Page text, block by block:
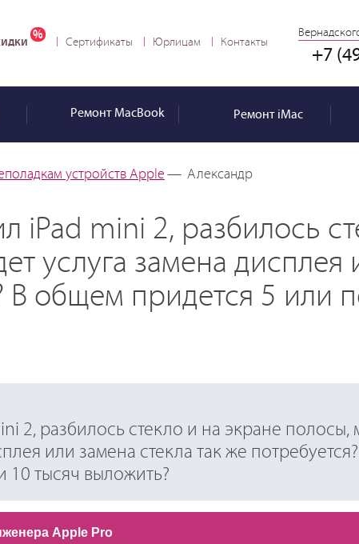
+7
Сертификаты Юрлицам Контакты
Ремонт MacBook РемонтiMac
устройств Apple — Александр
iPad mini 2, разбилось
услуга замена дисплея
В общем придется 5 или
2, разбилось стекло и на экране полосы,
или замена стекла так же
10 тысяч выложить?
Apple Pro